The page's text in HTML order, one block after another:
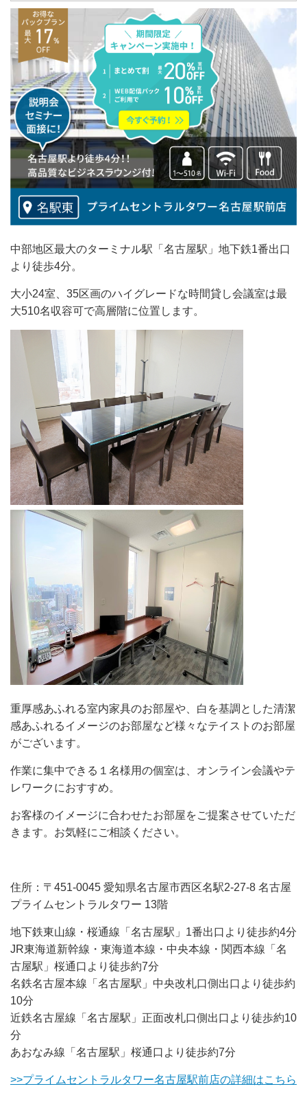
中部地区最大のターミナル駅「名古屋駅」地下鉄1番出口
より徒歩4分。
大小24室、35区画のハイグレードな時間貸し会議室は最
大510名収容可で高層階に位置します。
重厚感あふれる室内家具のお部屋や、白を基調とした清潔
感あふれるイメージのお部屋など様々なテイストのお部屋
がございます。
作業に集中できる１名様用の個室は、オンライン会議やテ
レワークにおすすめ。
お客様のイメージに合わせたお部屋をご提案させていただ
きます。お気軽にご相談ください。
住所：〒451-0045 愛知県名古屋市西区名駅2-27-8 名古屋
プライムセントラルタワー 13階
地下鉄東山線・桜通線「名古屋駅」1番出口より徒歩約4分
JR東海道新幹線・東海道本線・中央本線・関西本線「名
古屋駅」桜通口より徒歩約7分
名鉄名古屋本線「名古屋駅」中央改札口側出口より徒歩約
10分
近鉄名古屋線「名古屋駅」正面改札口側出口より徒歩約10
分
あおなみ線「名古屋駅」桜通口より徒歩約7分
>>プライムセントラルタワー名古屋駅前店の詳細はこちら